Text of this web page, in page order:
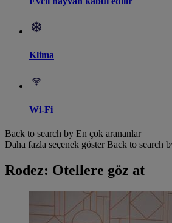
Klima
Wi-Fi
Back to search by En çok arananlar
Daha fazla seçenek göster Back to search
Rodez: Otellere göz at